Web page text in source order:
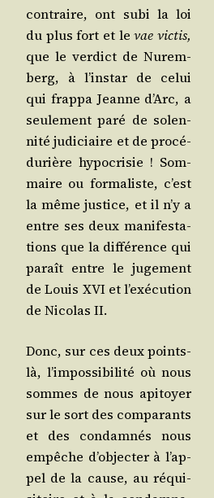
contraire, ont subi la loi
du plus fort et levae vic­tis,
que le ver­dict de Nurem­
berg, à l’ins­tar de celui
qui frap­pa Jeanne d’Arc, a
seule­ment paré de solen­
ni­té judi­ciaire et de pro­cé­
du­rière hypo­cri­sie ! Som­
maire ou for­ma­liste, c’est
la même jus­tice, et il n’y a
entre ses deux mani­fes­ta­
tions que la dif­fé­rence qui
paraît entre le juge­ment
de Louis XVI et l’exé­cu­tion
de Nico­las II.
Donc, sur ces deux points-
là, l’im­pos­si­bi­li­té où nous
sommes de nous api­toyer
sur le sort des com­pa­rants
et des condam­nés nous
empêche d’ob­jec­ter à l’ap­
pel de la cause, au réqui­